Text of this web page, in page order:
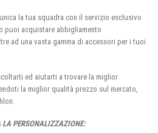
la tua squadra con il servizio esclusivo
puoi acquistare abbigliamento
ad una vasta gamma di accessori per i tuoi
ed aiutarti a trovare la miglior
la miglior qualità prezzo sul mercato,
LA PERSONALIZZAZIONE: